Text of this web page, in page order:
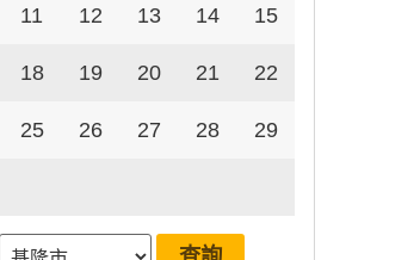
11 12 13 14 15
18 19 20 21 22
25 26 27 28 29